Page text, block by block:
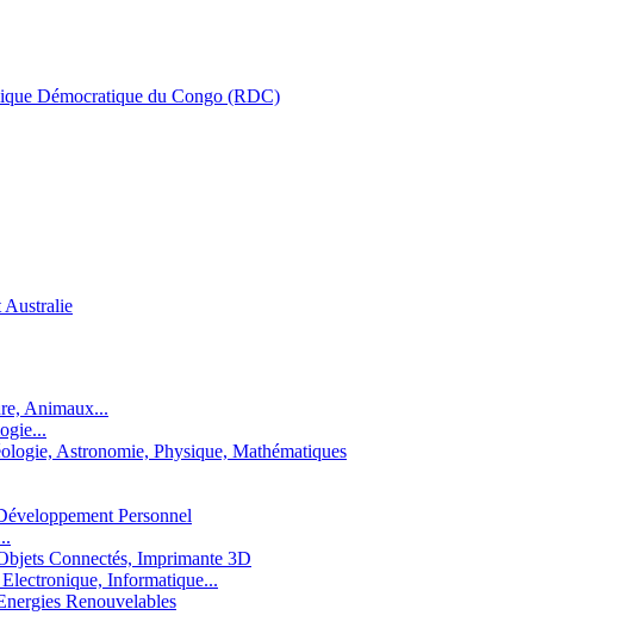
Démocratique du Congo (RDC)
Australie
Animaux...
Astronomie, Physique, Mathématiques
Personnel
Connectés, Imprimante 3D
Informatique...
Renouvelables